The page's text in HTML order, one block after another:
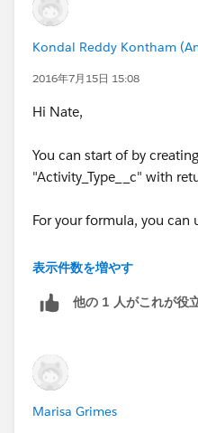
Thanks
Kondal Reddy Kontham
2016年7月15日 15:08
Hi Nate,
You can start of by
"Activity_Type__c" with
For your formula, you can
Thanks
Kondal
表示件数を増やす
他の 1 人がこれが役
Marisa Grimes